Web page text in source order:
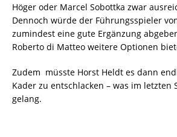
Höger oder Marcel Sobottka zwar
Dennoch würde der Führungsspieler
zumindest eine gute Ergänzung
Roberto di Matteo weitere Optionen
Zudem müsste Horst Heldt es dann
Kader zu entschlacken – was im letzten
gelang.